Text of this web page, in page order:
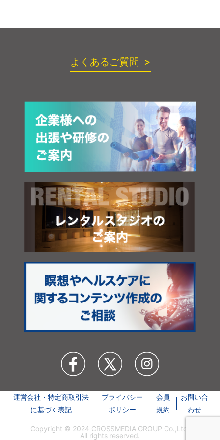
よくあるご質問 >
運営会社・特定商取引法
に基づく表記
プライバシー
ポリシー
会員
規約
お問い合
わせ
Copyright © 2024 CROSSMEDIA GROUP Co.,Ltd.
All rights reserved.